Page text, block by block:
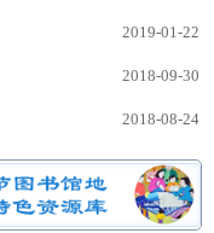
2019-01-22
2018-09-30
2018-08-24